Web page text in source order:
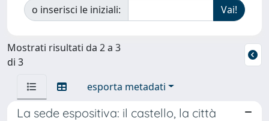
o inserisci le iniziali:
Mostrati risultati da 2 a 3
di 3
esporta metadati
La sede espositiva: il castello, la città